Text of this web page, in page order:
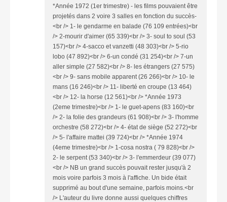
*Année 1972 (1er trimestre) - les films pouvaient être
projetés dans 2 voire 3 salles en fonction du succès-
<br /> 1- le gendarme en balade (76 109 entrées)<br
/> 2-mourir d'aimer (65 339)<br /> 3- soul to soul (53
157)<br /> 4-sacco et vanzetti (48 303)<br /> 5-rio
lobo (47 892)<br /> 6-un condé (31 254)<br /> 7-un
aller simple (27 582)<br /> 8- les étrangers (27 575)
<br /> 9- sans mobile apparent (26 266)<br /> 10- le
mans (16 246)<br /> 11- liberté en croupe (13 464)
<br /> 12- la horse (12 561)<br /> *Année 1973
(2eme trimestre)<br /> 1- le guet-apens (83 160)<br
/> 2- la folie des grandeurs (61 908)<br /> 3- l'homme
orchestre (58 272)<br /> 4- état de siège (52 272)<br
/> 5- l'affaire mattei (39 724)<br /> *Année 1974
(4eme trimestre)<br /> 1-cosa nostra ( 79 828)<br />
2- le serpent (53 340)<br /> 3- l'emmerdeur (39 077)
<br /> NB un grand succès pouvait rester jusqu'à 2
mois voire parfois 3 mois à l'affiche. Un bide était
supprimé au bout d'une semaine, parfois moins.<br
/> L'auteur du livre donne aussi quelques chiffres